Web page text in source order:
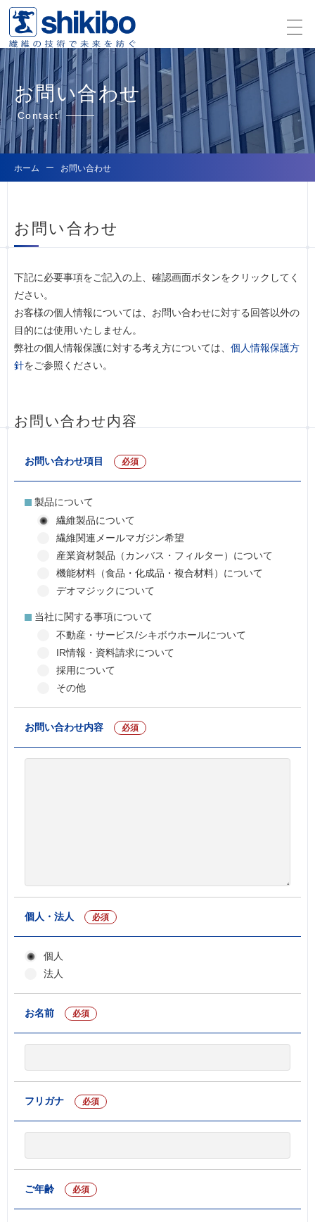
お問い合わせ
Contact
ホーム お問い合わせ
お問い合わせ
下記に必要事項をご記入の上、確認画面ボタンをクリックしてく
ださい。
お客様の個人情報については、お問い合わせに対する回答以外の
目的には使用いたしません。
弊社の個人情報保護に対する考え方については、 個人情報保護方
針をご参照ください。
お問い合わせ内容
お問い合わせ項目 必須
製品について
繊維製品について
繊維関連メールマガジン希望
産業資材製品（カンバス・フィルター）について
機能材料（食品・化成品・複合材料）について
デオマジックについて
当社に関する事項について
不動産・サービス/シキボウホールについて
IR情報・資料請求について
採用について
その他
お問い合わせ内容 必須
個人・法人 必須
個人
法人
お名前 必須
フリガナ 必須
ご年齢 必須